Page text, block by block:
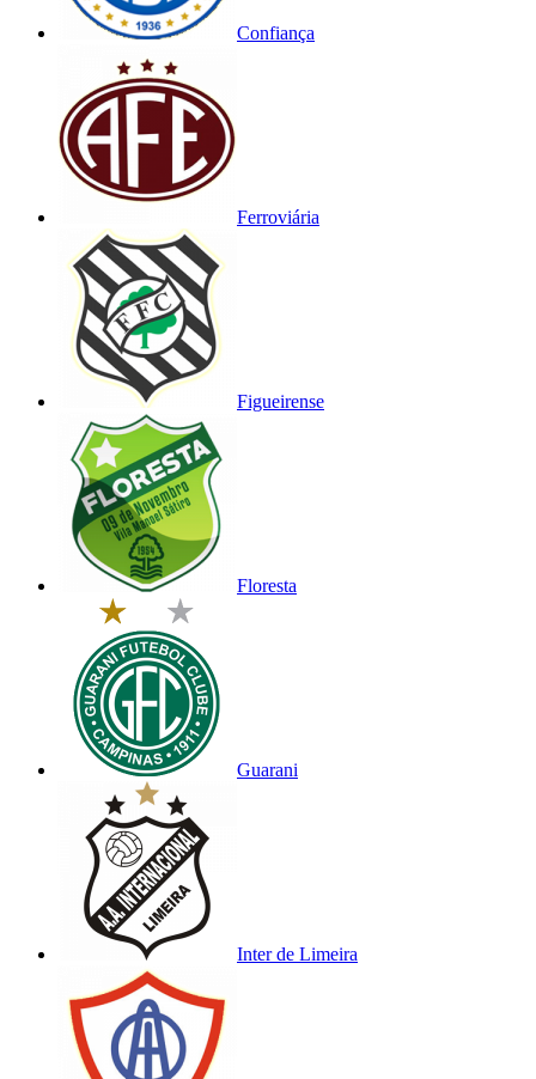
Confiança
Ferroviária
Figueirense
Floresta
Guarani
Inter de Limeira